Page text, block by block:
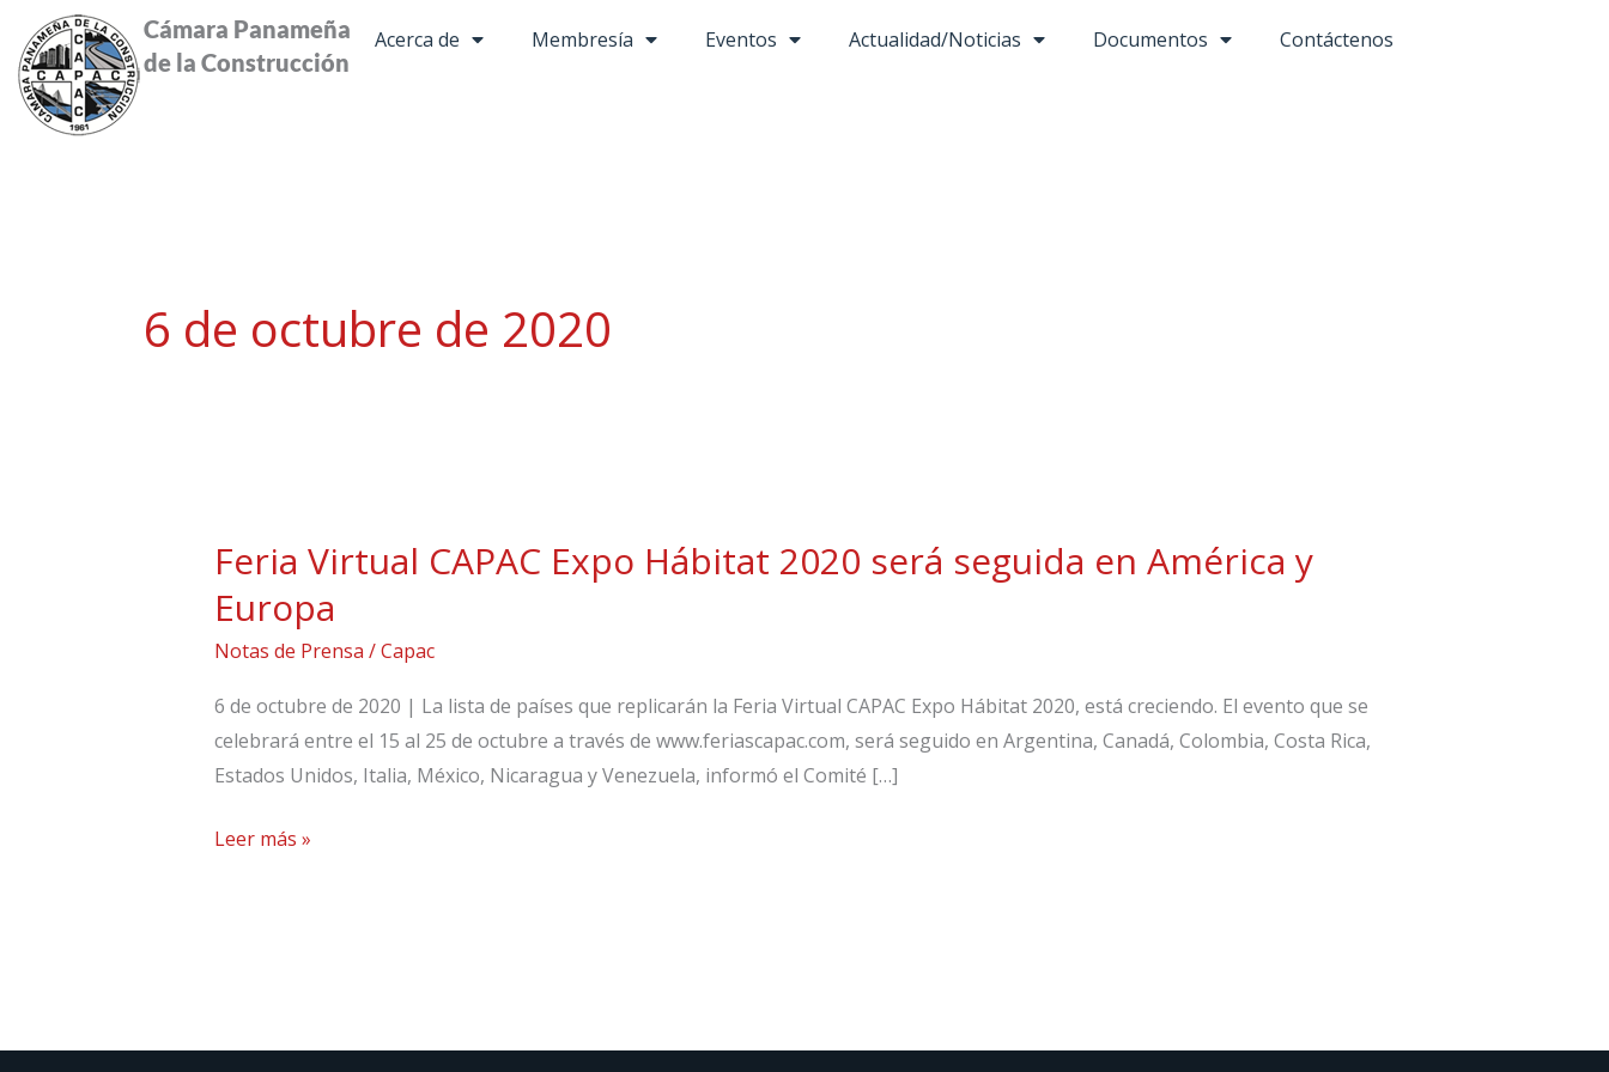
contenido
Cámara Panameña
de la Construcción
Acerca de Membresía Eventos Actualidad/Noticias Documentos Contáctenos
6 de octubre de 2020
Feria Virtual CAPAC Expo Hábitat 2020 será seguida en América y
Europa
Notas de Prensa /Capac
6 de octubre de 2020 | La lista de países que replicarán la Feria Virtual CAPAC Expo Hábitat 2020, está creciendo. El evento que se
celebrará entre el 15 al 25 de octubre a través de www.feriascapac.com, será seguido en Argentina, Canadá, Colombia, Costa Rica,
Estados Unidos, Italia, México, Nicaragua y Venezuela, informó el Comité […]
Feria
CAPAC
Expo
Hábitat
2020
será
en
Leer más »